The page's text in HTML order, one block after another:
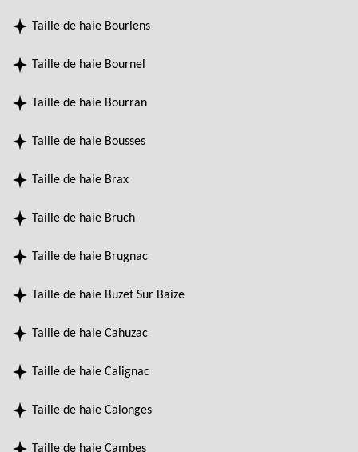
Taille de haie Bourlens
Taille de haie Bournel
Taille de haie Bourran
Taille de haie Bousses
Taille de haie Brax
Taille de haie Bruch
Taille de haie Brugnac
Taille de haie Buzet Sur Baize
Taille de haie Cahuzac
Taille de haie Calignac
Taille de haie Calonges
Taille de haie Cambes